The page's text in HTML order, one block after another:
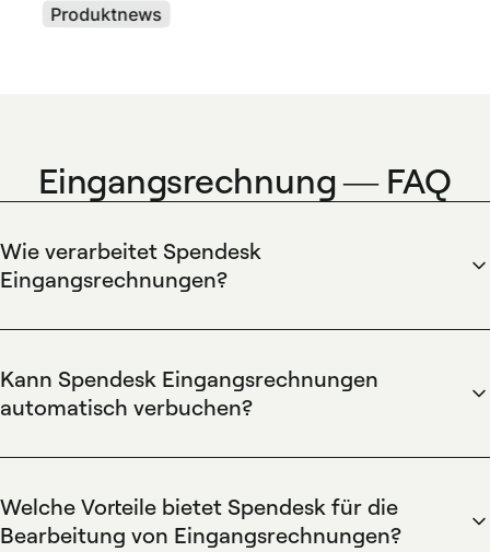
Produktnews
Eingangsrechnung — FAQ
Wie verarbeitet Spendesk
Eingangsrechnungen?
durch OCR-basierte Belegerfassung und einen
Genehmigungsregeln. Spendesk extrahiert Rechnungsdaten,
ordnet Belege Budgets zu und versieht Einträge mit Audit-
Kann Spendesk Eingangsrechnungen
automatisch verbuchen?
die Plattform OCR-Erkennung mit Kontierungsvorschlägen
Buchhaltungssysteme liefert. Spendesk unterstützt
Welche Vorteile bietet Spendesk für die
Bearbeitung von Eingangsrechnungen?